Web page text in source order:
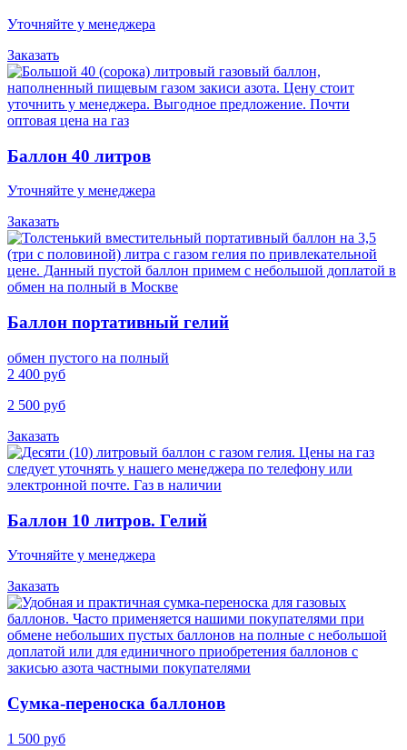
Уточняйте у менеджера
Заказать
Баллон 40 литров
Уточняйте у менеджера
Заказать
Баллон портативный гелий
обмен пустого на полный
2 400 руб
2 500 руб
Заказать
Баллон 10 литров. Гелий
Уточняйте у менеджера
Заказать
Cумка-переноска баллонов
1 500 руб